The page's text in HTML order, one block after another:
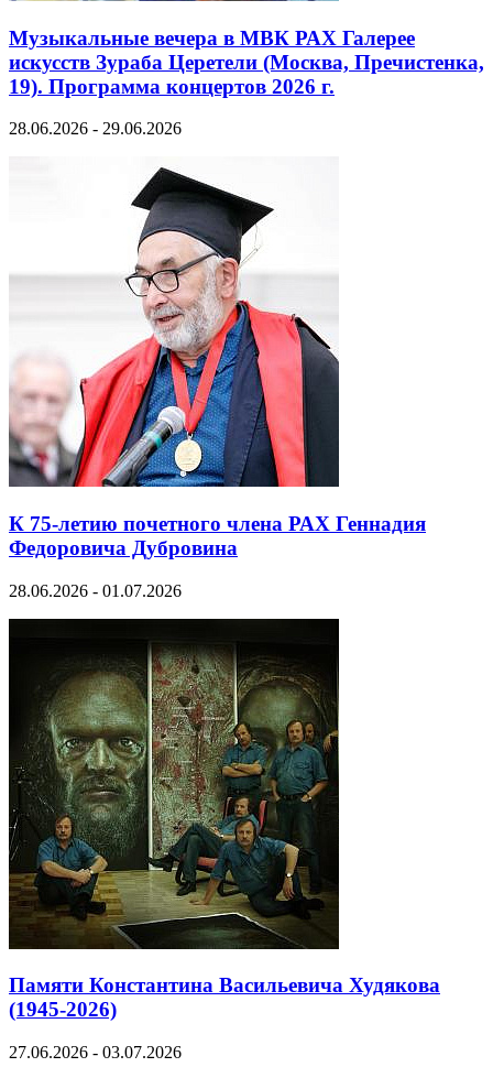
Музыкальные вечера в МВК РАХ Галерее
искусств Зураба Церетели (Москва, Пречистенка,
19). Программа концертов 2026 г.
28.06.2026 - 29.06.2026
К 75-летию почетного члена РАХ Геннадия
Федоровича Дубровина
28.06.2026 - 01.07.2026
Памяти Константина Васильевича Худякова
(1945-2026)
27.06.2026 - 03.07.2026